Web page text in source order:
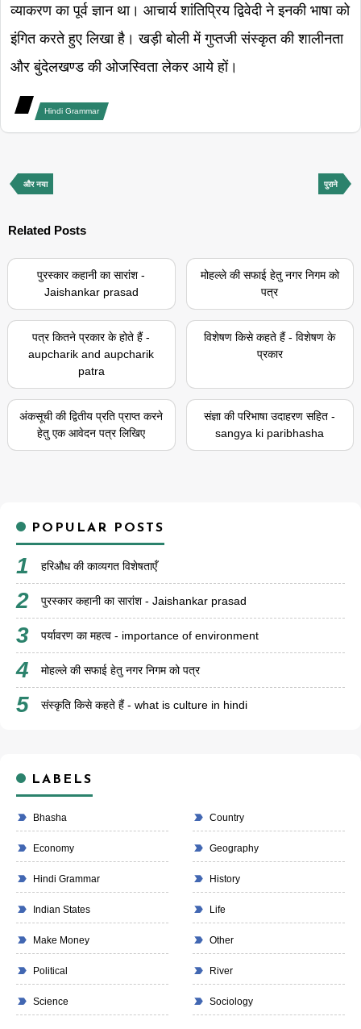
व्याकरण का पूर्व ज्ञान था। आचार्य शांतिप्रिय द्विवेदी ने इनकी भाषा को
इंगित करते हुए लिखा है। खड़ी बोली में गुप्तजी संस्कृत की शालीनता
और बुंदेलखण्ड की ओजस्विता लेकर आये हों।
Hindi Grammar
और नया पुराने
Related Posts
पुरस्कार कहानी का सारांश -
Jaishankar prasad
मोहल्ले की सफाई हेतु नगर निगम को
पत्र
पत्र कितने प्रकार के होते हैं -
aupcharik and aupcharik
patra
विशेषण किसे कहते हैं - विशेषण के
प्रकार
अंकसूची की द्वितीय प्रति प्राप्त करने
हेतु एक आवेदन पत्र लिखिए
संज्ञा की परिभाषा उदाहरण सहित -
sangya ki paribhasha
POPULAR POSTS
हरिऔध की काव्यगत विशेषताएँ
पुरस्कार कहानी का सारांश - Jaishankar prasad
पर्यावरण का महत्व - importance of environment
मोहल्ले की सफाई हेतु नगर निगम को पत्र
संस्कृति किसे कहते हैं - what is culture in hindi
LABELS
Bhasha Country
Economy Geography
Hindi Grammar History
Indian States Life
Make Money Other
Political River
Science Sociology